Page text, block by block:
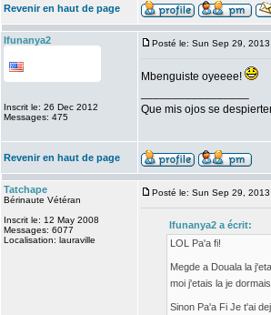
Revenir en haut de page
Ifunanya2
Inscrit le: 26 Dec 2012
Messages: 475
Posté le: Sun Sep 29,
Mbenguiste oyeeee!
Que mis ojos se
Revenir en haut de page
Tatchape
Bérinaute Vétéran
Inscrit le: 12 May 2008
Messages: 6077
Localisation: lauraville
Posté le: Sun Sep 29,
Ifunanya2 a écrit:
LOL Pa'a fi!
Megde a Douala la
moi j'etais la je
Sinon Pa'a Fi Je t'ai